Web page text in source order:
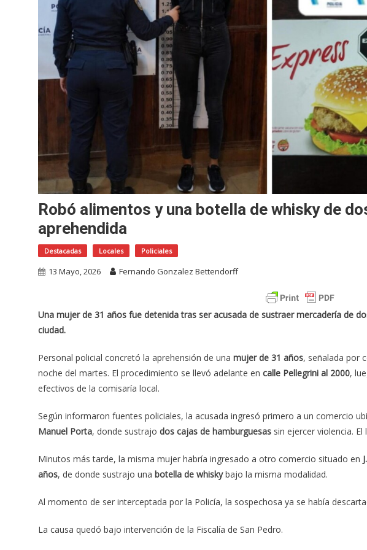
Robó alimentos y una botella de whisky de
aprehendida
Destacadas Locales Policiales
13 Mayo, 2026 Fernando Gonzalez Bettendorff
Una mujer de 31 años fue detenida tras ser acusada de sustraer mercadería de
ciudad.
Personal policial concretó la aprehensión de una mujer de 31 años, señalada por
noche del martes. El procedimiento se llevó adelante en calle Pellegrini al 2000,
efectivos de la comisaría local.
Según informaron fuentes policiales, la acusada ingresó primero a un comercio
Manuel Porta, donde sustrajo dos cajas de hamburguesas sin ejercer violencia.
Minutos más tarde, la misma mujer habría ingresado a otro comercio situado en
años, de donde sustrajo una botella de whiskybajo la misma modalidad.
Al momento de ser interceptada por la Policía, la sospechosa ya se había
La causa quedó bajo intervención de la Fiscalía de San Pedro.